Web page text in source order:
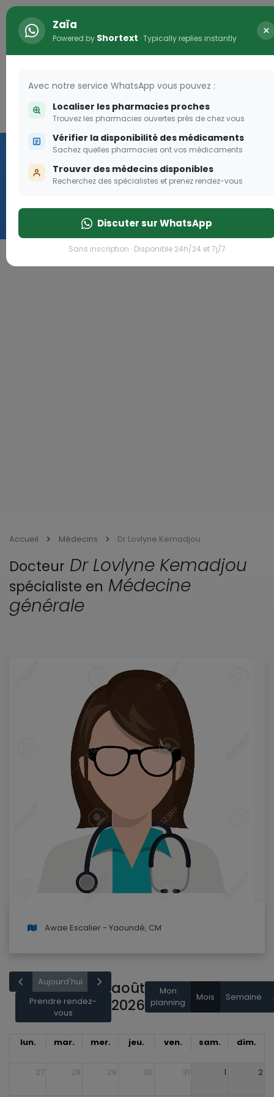
Connexion
Vaccination
Accueil Médecins Dr Lovlyne Kemadjou
Docteur Dr Lovlyne Kemadjou
spécialiste en Médecine
générale
Awae Escalier - Yaoundé, CM
Aujourd'hui
Prendre rendez-
vous
août
2026
Mon
planning
Mois Semaine
lun. mar. mer. jeu. ven. sam. dim.
27 28 29 30 31 1 2
Zaïa
Powered by Shortext · Typically replies instantly ×
Avec notre service WhatsApp vous pouvez :
Localiser les pharmacies proches
Trouvez les pharmacies ouvertes près de chez vous
Vérifier la disponibilité des médicaments
Sachez quelles pharmacies ont vos médicaments
Trouver des médecins disponibles
Recherchez des spécialistes et prenez rendez-vous
Discuter sur WhatsApp
Sans inscription · Disponible 24h/24 et 7j/7